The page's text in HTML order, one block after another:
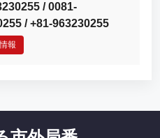
/ 0081-
/ +81-963230255
報